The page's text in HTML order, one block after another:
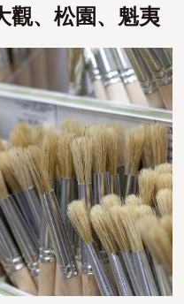
觀、松園、魁夷